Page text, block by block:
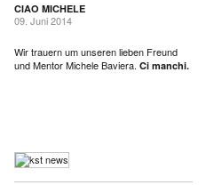
CIAO MICHELE
09. Juni 2014
Wir trauern um unseren lieben Freund
und Mentor Michele Baviera. Ci manchi.